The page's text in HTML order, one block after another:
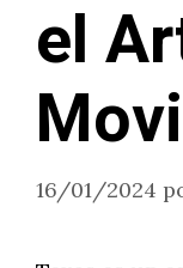
el
16/01/2024